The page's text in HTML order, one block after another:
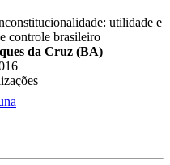
utilidade e
controle brasileiro
da Cruz (BA)